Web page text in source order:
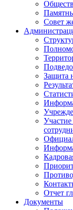
Совет
Защита
Отчет
Документы